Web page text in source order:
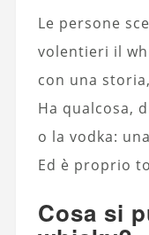
Le persone
volentieri il
con una
Ha qualcosa,
o la vodka:
Ed è proprio
Cosa si